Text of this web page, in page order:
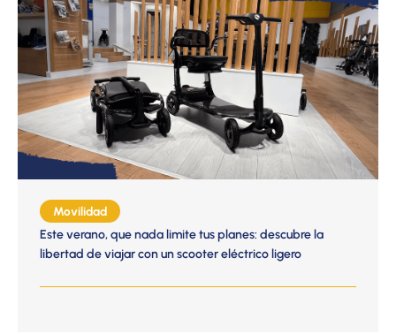
Movilidad
Este verano, que nada limite tus planes: descubre la
libertad de viajar con un scooter eléctrico ligero